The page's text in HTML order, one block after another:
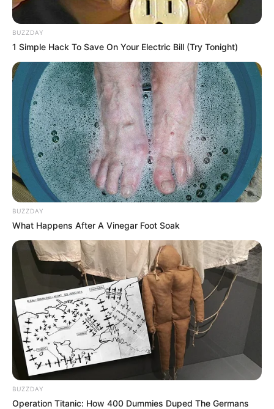
BUZZDAY
1 Simple Hack To Save On Your Electric Bill (Try Tonight)
BUZZDAY
What Happens After A Vinegar Foot Soak
BUZZDAY
Operation Titanic: How 400 Dummies Duped The Germans